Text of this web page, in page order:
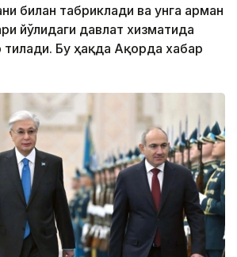
билан табриклади ва унга арман
йўлидаги давлат хизматида
Бу ҳақда Ақорда хабар